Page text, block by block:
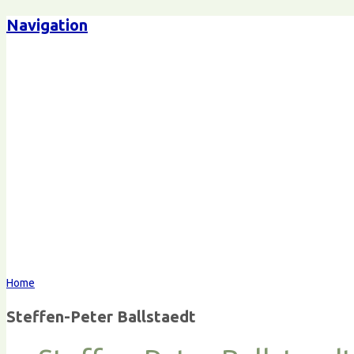
Navigation
Home
Steffen-Peter Ballstaedt